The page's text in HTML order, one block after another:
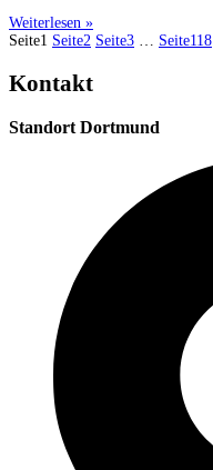
Weiterlesen »
Seite1 Seite2 Seite3 … Seite118
Kontakt
Standort Dortmund